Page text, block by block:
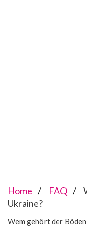
Home FAQ
Ukraine?
Wem gehört der